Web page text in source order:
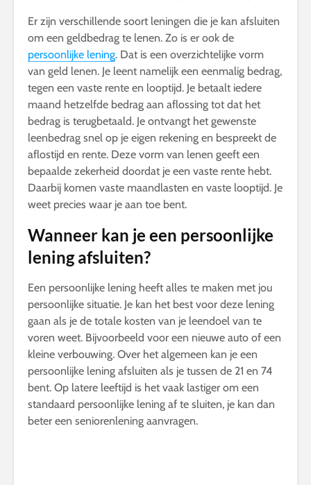
Er zijn verschillende soort leningen die je kan afsluiten
om een geldbedrag te lenen. Zo is er ook de
persoonlijke lening. Dat is een overzichtelijke vorm
van geld lenen. Je leent namelijk een eenmalig bedrag,
tegen een vaste rente en looptijd. Je betaalt iedere
maand hetzelfde bedrag aan aflossing tot dat het
bedrag is terugbetaald. Je ontvangt het gewenste
leenbedrag snel op je eigen rekening en bespreekt de
aflostijd en rente. Deze vorm van lenen geeft een
bepaalde zekerheid doordat je een vaste rente hebt.
Daarbij komen vaste maandlasten en vaste looptijd. Je
weet precies waar je aan toe bent.
Wanneer kan je een persoonlijke
lening afsluiten?
Een persoonlijke lening heeft alles te maken met jou
persoonlijke situatie. Je kan het best voor deze lening
gaan als je de totale kosten van je leendoel van te
voren weet. Bijvoorbeeld voor een nieuwe auto of een
kleine verbouwing. Over het algemeen kan je een
persoonlijke lening afsluiten als je tussen de 21 en 74
bent. Op latere leeftijd is het vaak lastiger om een
standaard persoonlijke lening af te sluiten, je kan dan
beter een seniorenlening aanvragen.